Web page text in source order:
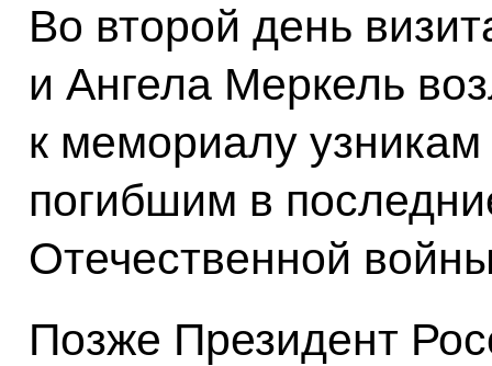
Во второй день
и Ангела Меркель
к мемориалу
погибшим в
Отечественной
Позже Президент